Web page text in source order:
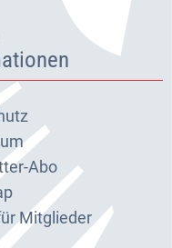
Abo
Mitglieder